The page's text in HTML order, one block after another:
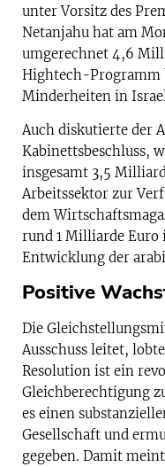
unter Vorsitz des
Netanjahu hat am
umgerechnet 4,6
Hightech-Programm
Minderheiten in
Auch diskutierte der
Kabinettsbeschluss,
insgesamt 3,5
Arbeitssektor zur
dem
rund 1 Milliarde
Entwicklung der
Positive
Die
Ausschuss leitet,
Resolution ist ein
Gleichberechtigung
es einen
Gesellschaft und
gegeben. Damit